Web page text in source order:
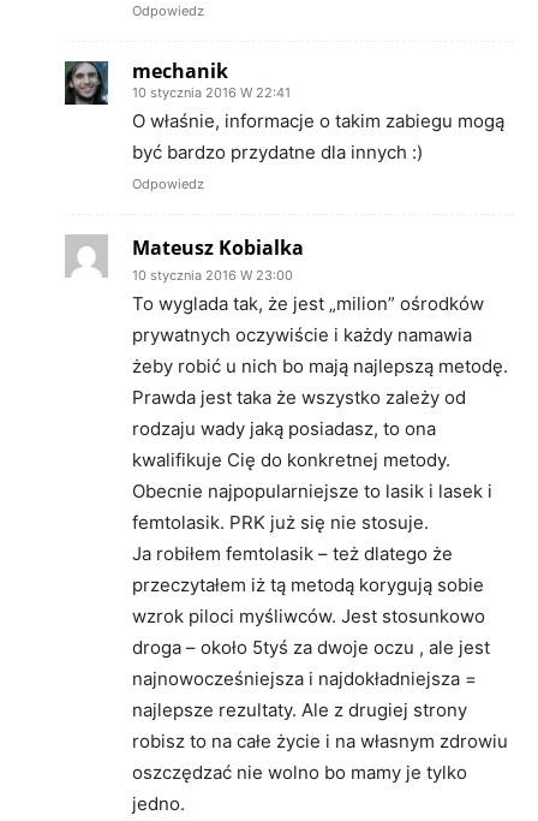
Odpowiedz
mechanik
10 stycznia 2016 W 22:41
O właśnie, informacje o takim zabiegu mogą
być bardzo przydatne dla innych :)
Odpowiedz
Mateusz Kobialka
10 stycznia 2016 W 23:00
To wyglada tak, że jest „milion” ośrodków
prywatnych oczywiście i każdy namawia
żeby robić u nich bo mają najlepszą metodę.
Prawda jest taka że wszystko zależy od
rodzaju wady jaką posiadasz, to ona
kwalifikuje Cię do konkretnej metody.
Obecnie najpopularniejsze to lasik i lasek i
femtolasik. PRK już się nie stosuje.
Ja robiłem femtolasik – też dlatego że
przeczytałem iż tą metodą korygują sobie
wzrok piloci myśliwców. Jest stosunkowo
droga – około 5tyś za dwoje oczu , ale jest
najnowocześniejsza i najdokładniejsza =
najlepsze rezultaty. Ale z drugiej strony
robisz to na całe życie i na własnym zdrowiu
oszczędzać nie wolno bo mamy je tylko
jedno.